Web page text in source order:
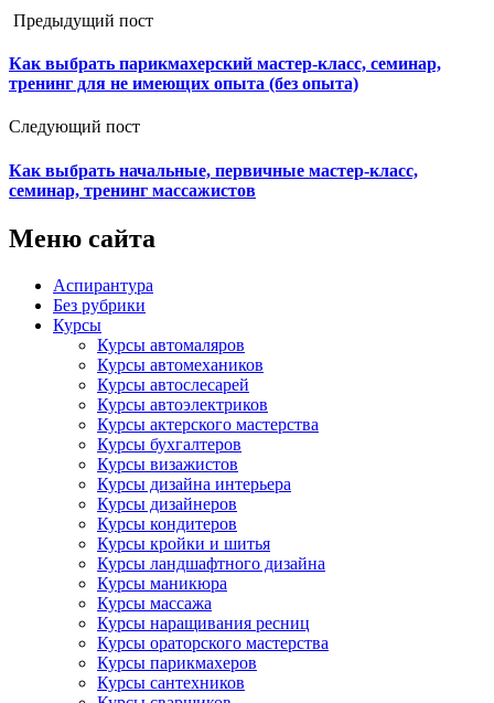
Предыдущий пост
Как выбрать парикмахерский мастер-класс, семинар,
тренинг для не имеющих опыта (без опыта)
Следующий пост
Как выбрать начальные, первичные мастер-класс,
семинар, тренинг массажистов
Меню сайта
Аспирантура
Без рубрики
Курсы
Курсы автомаляров
Курсы автомехаников
Курсы автослесарей
Курсы автоэлектриков
Курсы актерского мастерства
Курсы бухгалтеров
Курсы визажистов
Курсы дизайна интерьера
Курсы дизайнеров
Курсы кондитеров
Курсы кройки и шитья
Курсы ландшафтного дизайна
Курсы маникюра
Курсы массажа
Курсы наращивания ресниц
Курсы ораторского мастерства
Курсы парикмахеров
Курсы сантехников